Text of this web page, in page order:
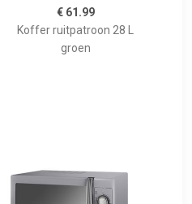
€ 61.99
Koffer ruitpatroon 28 L
groen